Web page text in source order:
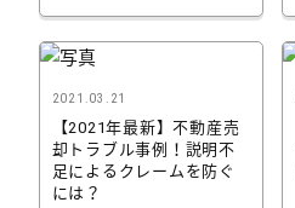
2021.03.21
【2021年最新】不動産売
却トラブル事例！説明不
足によるクレームを防ぐ
には？